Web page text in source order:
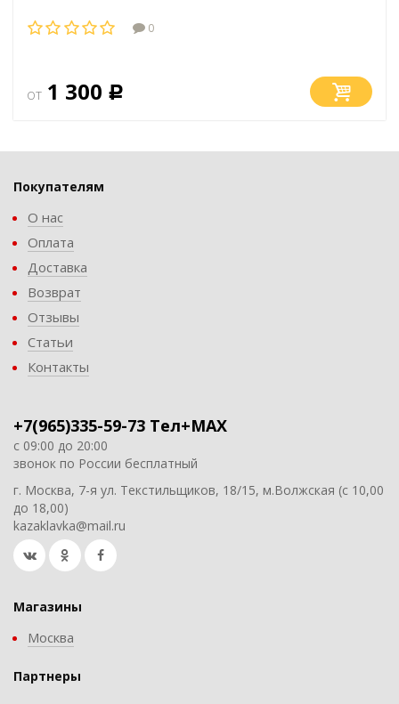
0
от 1 300 Р
Покупателям
О нас
Оплата
Доставка
Возврат
Отзывы
Статьи
Контакты
+7(965)335-59-73 Тел+MAX
с 09:00 до 20:00
звонок по России бесплатный
г. Москва, 7-я ул. Текстильщиков, 18/15, м.Волжская (с 10,00
до 18,00)
kazaklavka@mail.ru
Магазины
Москва
Партнеры